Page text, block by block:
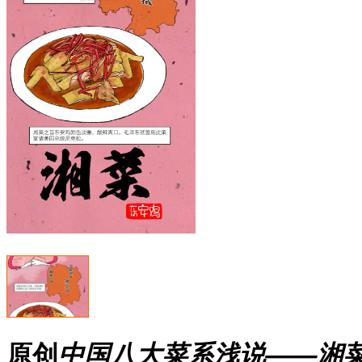
原创中国八大菜系浅说——湘